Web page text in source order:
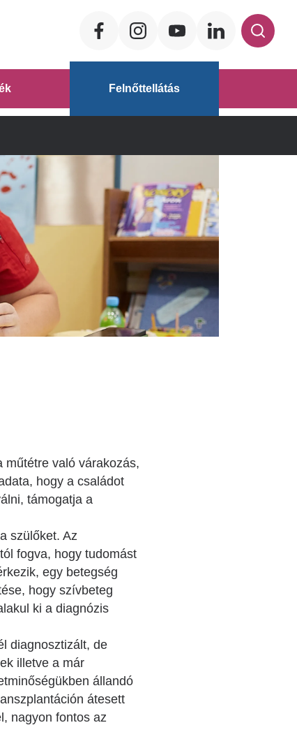
Social
Felnőttellátás
műtétre való várakozás,
hogy a családot
támogatja a
szülőket. Az
fogva, hogy tudomást
egy betegség
hogy szívbeteg
ki a diagnózis
diagnosztizált, de
illetve a már
állandó
átesett
nagyon fontos az